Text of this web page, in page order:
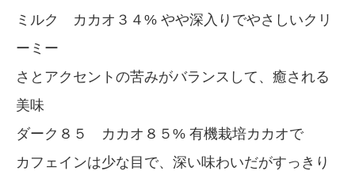
ミルク カカオ３４% やや深入りでやさしいクリ
ーミー
さとアクセントの苦みがバランスして、癒される
美味
ダーク８５ カカオ８５% 有機栽培カカオで
カフェインは少な目で、深い味わいだがすっきり